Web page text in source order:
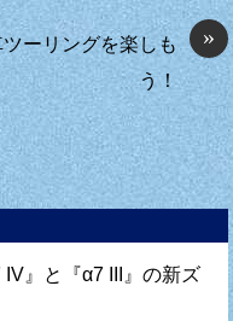
»
ーリングを楽しも
う！
』と『α7 III』の新ズ